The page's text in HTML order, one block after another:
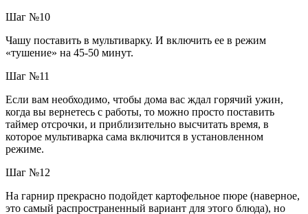
Шаг №10
Чашу поставить в мультиварку. И включить ее в режим
«тушение» на 45-50 минут.
Шаг №11
Если вам необходимо, чтобы дома вас ждал горячий ужин,
когда вы вернетесь с работы, то можно просто поставить
таймер отсрочки, и приблизительно высчитать время, в
которое мультиварка сама включится в установленном
режиме.
Шаг №12
На гарнир прекрасно подойдет картофельное пюре (наверное,
это самый распространенный вариант для этого блюда), но